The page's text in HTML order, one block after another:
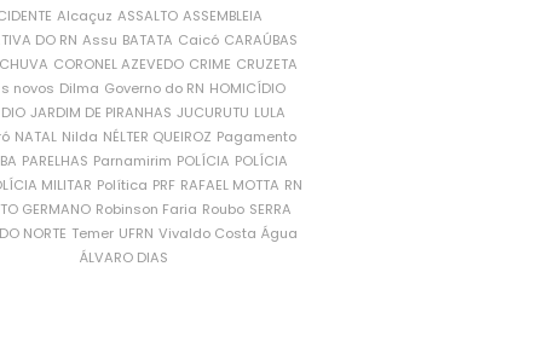
Alcaçuz ASSALTO ASSEMBLEIA
DO RN Assu BATATA Caicó CARAÚBAS
CORONEL AZEVEDO CRIME CRUZETA
novos Dilma Governo do RN HOMICÍDIO
JARDIM DE PIRANHAS JUCURUTU LULA
NATAL Nilda NÉLTER QUEIROZ Pagamento
PARELHAS Parnamirim POLÍCIA POLÍCIA
MILITAR Política PRF RAFAEL MOTTA RN
GERMANO Robinson Faria Roubo SERRA
NORTE Temer UFRN Vivaldo Costa Água
ÁLVARO DIAS